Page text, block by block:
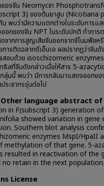
ของจีน Neomycin
3) ของต้นยาสูบ (Nicotiana
น พบว่ามีความแตกต่างในระดับการแ
อกของจีน NPT ในระดับปกติ ทำการ
จากการสูญเสียจีนออกจากจีโนมพืชห
รติดฉลากดีเอ็นเอ ผลปรากฏว่าจีนดั
สอบด้วย isoschizomeric
ธิลที่จีนดังกล่าวเมื่อให้สาร 5-
ลุ่มนี้ พบว่า มีการกลับมาแสดงออกข
ระชากรรุ่นต่อไป
language abstract of
in F(subscript 3) generation
showed variation in gene
Southern blot analysis
enzymes MspI/HpaII
methylation of that gene. 5-
resulted in reactivation of the
retain in the next population.
License